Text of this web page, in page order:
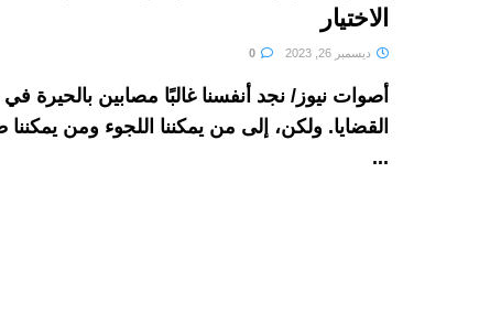
الاختيار
ديسمبر 26, 2023
أصوات نيوز/ نجد أنفسنا غالبًا مصابين بالحيرة
القضايا. ولكن، إلى من يمكننا اللجوء ومن
...